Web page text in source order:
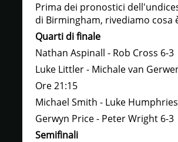
Prima dei pronostici
di Birmingham, rivediamo cosa
Quarti di finale
Nathan Aspinall - Rob Cross 6-3
Luke Littler - Michale van
Ore 21:15
Michael Smith - Luke
Gerwyn Price - Peter Wright 6-3
Semifinali